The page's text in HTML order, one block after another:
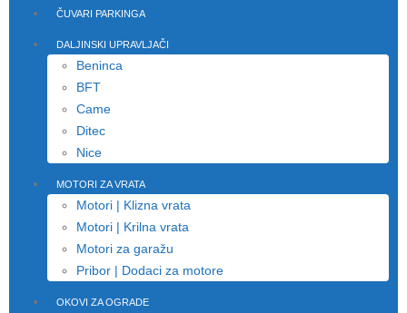
ČUVARI PARKINGA
DALJINSKI UPRAVLJAČI
Beninca
BFT
Came
Ditec
Nice
MOTORI ZA VRATA
Motori | Klizna vrata
Motori | Krilna vrata
Motori za garažu
Pribor | Dodaci za motore
OKOVI ZA OGRADE